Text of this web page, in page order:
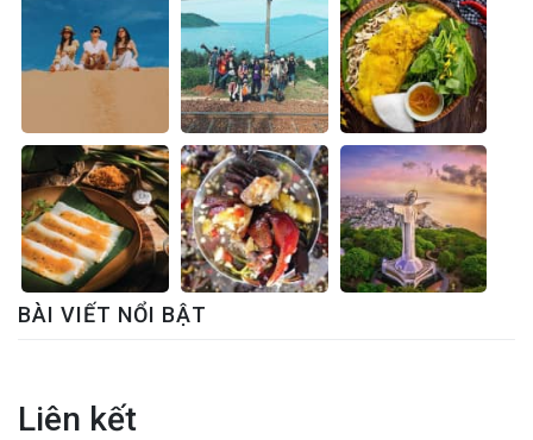
BÀI VIẾT NỔI BẬT
Liên kết